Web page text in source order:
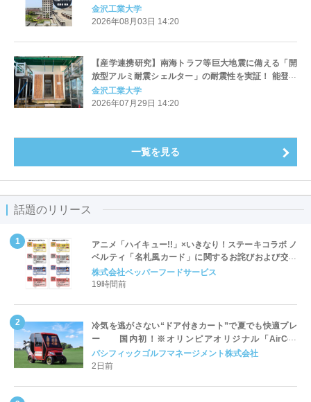
で学生と議論し、実務の視点を授業へ〜（一部科目は
オンライン参加可）
金沢工業大学
2026年08月03日 14:20
【産学連携研究】南海トラフ等巨大地震に備える「開
放型アルミ耐震シェルター」の耐震性を実証！ 能登半
島・熊本・阪神・東日本級の巨大地震に対応 。〜株式
会社堤サッシュ工業が開発〜
金沢工業大学
2026年07月29日 14:20
一覧を見る
話題のリリース
アニメ「ハイキュー!!」×いきなり！ステーキコラボ ノ
ベルティ「名札風カード」に関するお詫びおよび交換
対応についてのご案内
株式会社ペッパーフードサービス
19時間前
冷気を逃がさない“ドア付きカート”で夏でも快適プレ
ー 国内初！※オリンピアオリジナル「AirCon
Cart（エアコンカート）」導入 | ＰＧＭ
パシフィックゴルフマネージメント株式会社
2日前